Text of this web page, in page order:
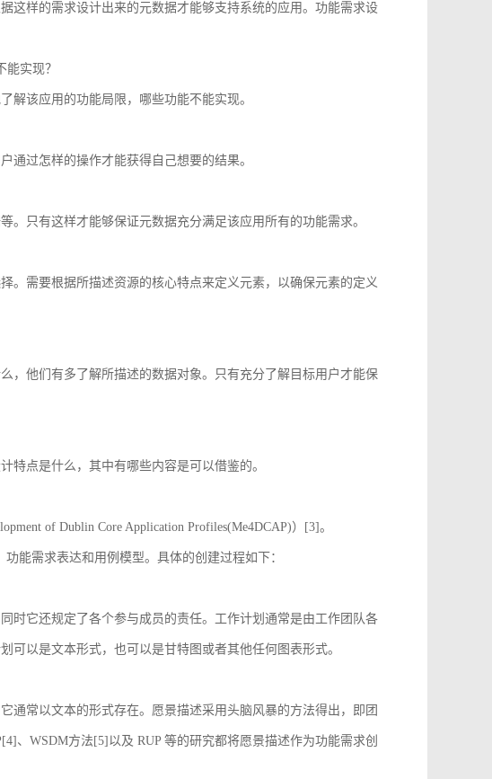
这样的需求设计出来的元数据才能够支持系统的应用。功能需求设
实现？
解该应用的功能局限，哪些功能不能实现。
通过怎样的操作才能获得自己想要的结果。
只有这样才能够保证元数据充分满足该应用所有的功能需求。
。需要根据所描述资源的核心特点来定义元素，以确保元素的定义
，他们有多了解所描述的数据对象。只有充分了解目标用户才能保
特点是什么，其中有哪些内容是可以借鉴的。
of Dublin Core Application Profiles(Me4DCAP)）[3]。
能需求表达和用例模型。具体的创建过程如下：
时它还规定了各个参与成员的责任。工作计划通常是由工作团队各
可以是文本形式，也可以是甘特图或者其他任何图表形式。
通常以文本的形式存在。愿景描述采用头脑风暴的方法得出，即团
、WSDM方法[5]以及 RUP 等的研究都将愿景描述作为功能需求创